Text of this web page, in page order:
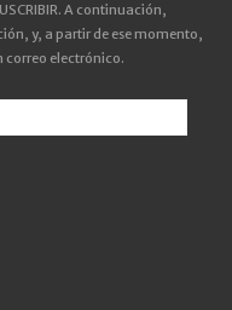
A continuación,
y, a partir de ese momento,
correo electrónico.